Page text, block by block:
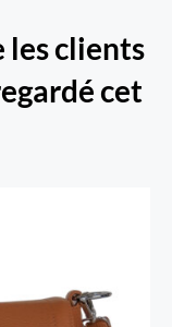
les clients
cet